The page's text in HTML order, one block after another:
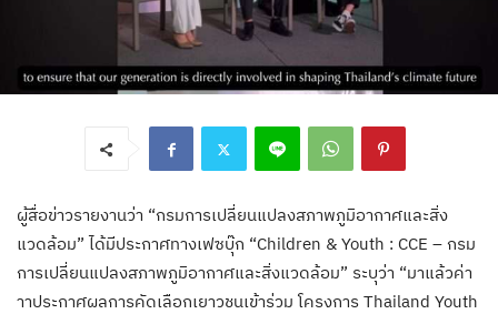
ผู้สื่อข่าวรายงานว่า “กรมการเปลี่ยนแปลงสภาพภูมิอากาศและสิ่ง
แวดล้อม” ได้มีประกาศทางเฟซบุ๊ก “Children & Youth : CCE – กรม
การเปลี่ยนแปลงสภาพภูมิอากาศและสิ่งแวดล้อม” ระบุว่า “มาแล้วค่า
าา​ประกาศผลการคัดเลือกเยาวชนเข้าร่วม โครงการ Thailand Youth